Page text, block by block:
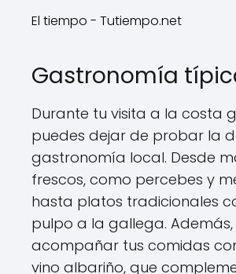
El tiempo - Tutiempo.net
Gastronomía
Durante tu visita a la costa
puedes dejar de probar la
gastronomía local. Desde
frescos, como percebes y
hasta platos tradicionales
pulpo a la gallega. Además,
acompañar tus comidas
vino albariño, que